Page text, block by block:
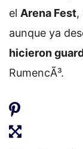
el Arena Fest,
aunque ya
hicieron
RumencÃ³.